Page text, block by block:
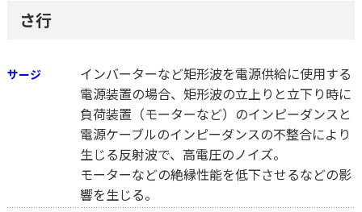
さ行
サージ
インバーターなど矩形波を電源供給に使用する
電源装置の場合、矩形波の立上りと立下り時に
負荷装置（モーターなど）のインピーダンスと
電源ケーブルのインピーダンスの不整合により
生じる反射波で、高電圧のノイズ。
モーターなどの絶縁性能を低下させるなどの影
響を生じる。